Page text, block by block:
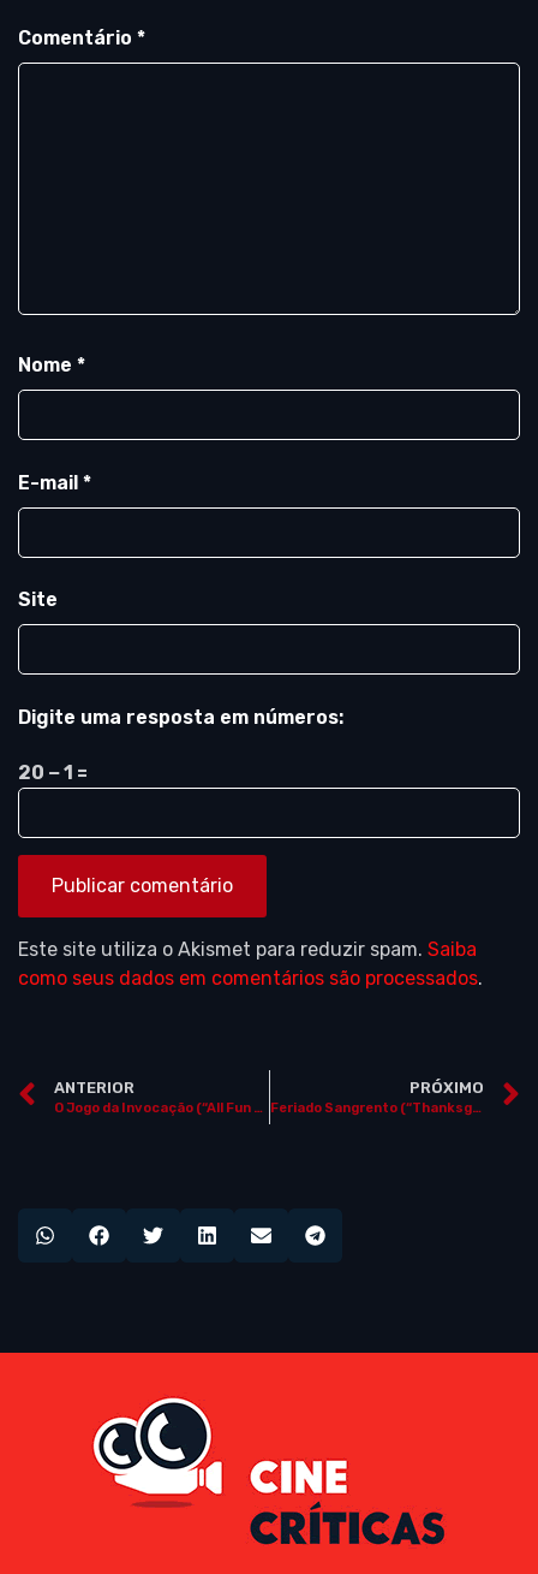
Comentário *
Nome *
E-mail *
Site
Digite uma resposta em números:
20 − 1 =
Este site utiliza o Akismet para reduzir spam. Saiba
como seus dados em comentários são processados.
ANTERIOR
O Jogo da Invocação (“All Fun and Games”)
PRÓXIMO
Feriado Sangrento (“Thanksgiving”)